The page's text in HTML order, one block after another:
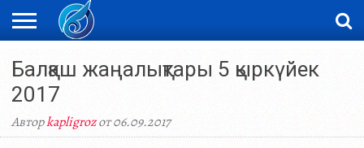
НОВОСТИ
ВИДЕО
ФОТОРЕПОРТАЖИ
ОРКЕН
LIVETV
Балқаш жаңалықтары 5 қыркүйек
2017
Авторkapligrozот 06.09.2017